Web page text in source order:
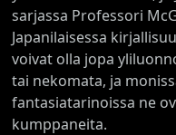
sarjassa Professori
Japanilaisessa
voivat olla jopa
tai nekomata, ja
fantasiatarinoissa ne
kumppaneita.